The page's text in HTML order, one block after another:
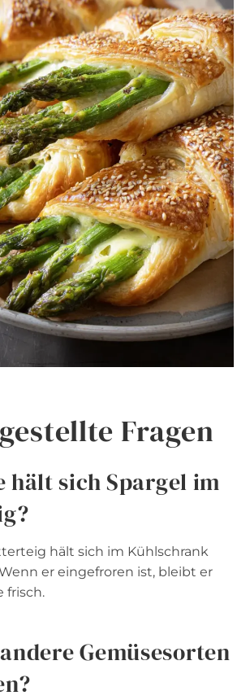
Fragen
hält sich Spargel im
hält sich im Kühlschrank
er eingefroren ist, bleibt er
frisch.
Gemüsesorten